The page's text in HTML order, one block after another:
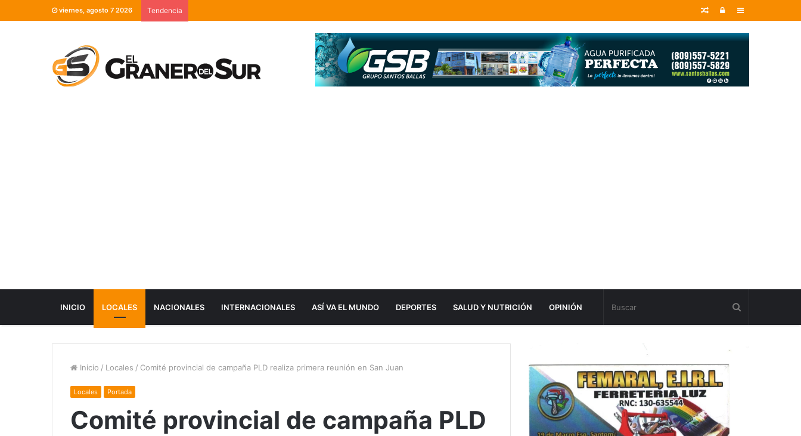
viernes, agosto 7 2026 Tendencia Sidebar
Entrar
Random
INICIO LOCALES NACIONALES INTERNACIONALES ASÍ VA EL MUNDO DEPORTES SALUD Y NUTRICIÓN OPINIÓN
Inicio / Locales / Comité provincial de campaña PLD realiza primera reunión en San Juan
Locales Portada
Comité provincial de campaña PLD